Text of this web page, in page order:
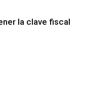
la clave fiscal